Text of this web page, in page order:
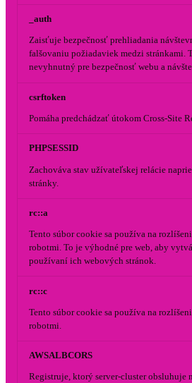
_auth
Zaisťuje bezpečnosť prehliadania
falšovaniu požiadaviek medzi stránkami.
nevyhnutný pre bezpečnosť webu a
csrftoken
Pomáha predchádzať útokom Cross-Site
PHPSESSID
Zachováva stav užívateľskej relácie
stránky.
rc::a
Tento súbor cookie sa používa na
robotmi. To je výhodné pre web, aby
používaní ich webových stránok.
rc::c
Tento súbor cookie sa používa na
robotmi.
AWSALBCORS
Registruje, ktorý server-cluster obsluhuje